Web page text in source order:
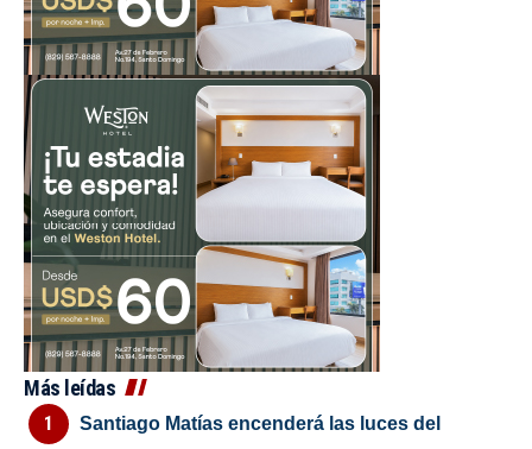
Más leídas
Santiago Matías encenderá las luces del